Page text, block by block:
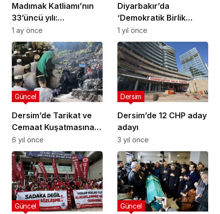
Madımak Katliamı’nın
33’üncü yılı:
Katliamlarla
yüzleşmeden
toplumsal barış
sağlanmaz
1 ay önce
Diyarbakır’da
‘Demokratik Birlik
İnisiyatifi’ kuruldu
1 yıl önce
Dersim’de Tarikat ve
Cemaat Kuşatmasına
Hayır!
Güncel
6 yıl önce
Dersim’de 12 CHP aday
adayı
Dersim
3 yıl önce
Güncel Güncel